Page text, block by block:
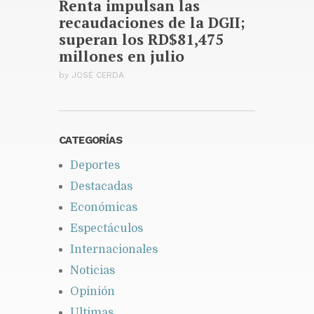
Renta impulsan las
recaudaciones de la DGII;
superan los RD$81,475
millones en julio
by JOSÉ CERDA
CATEGORÍAS
Deportes
Destacadas
Económicas
Espectáculos
Internacionales
Noticias
Opinión